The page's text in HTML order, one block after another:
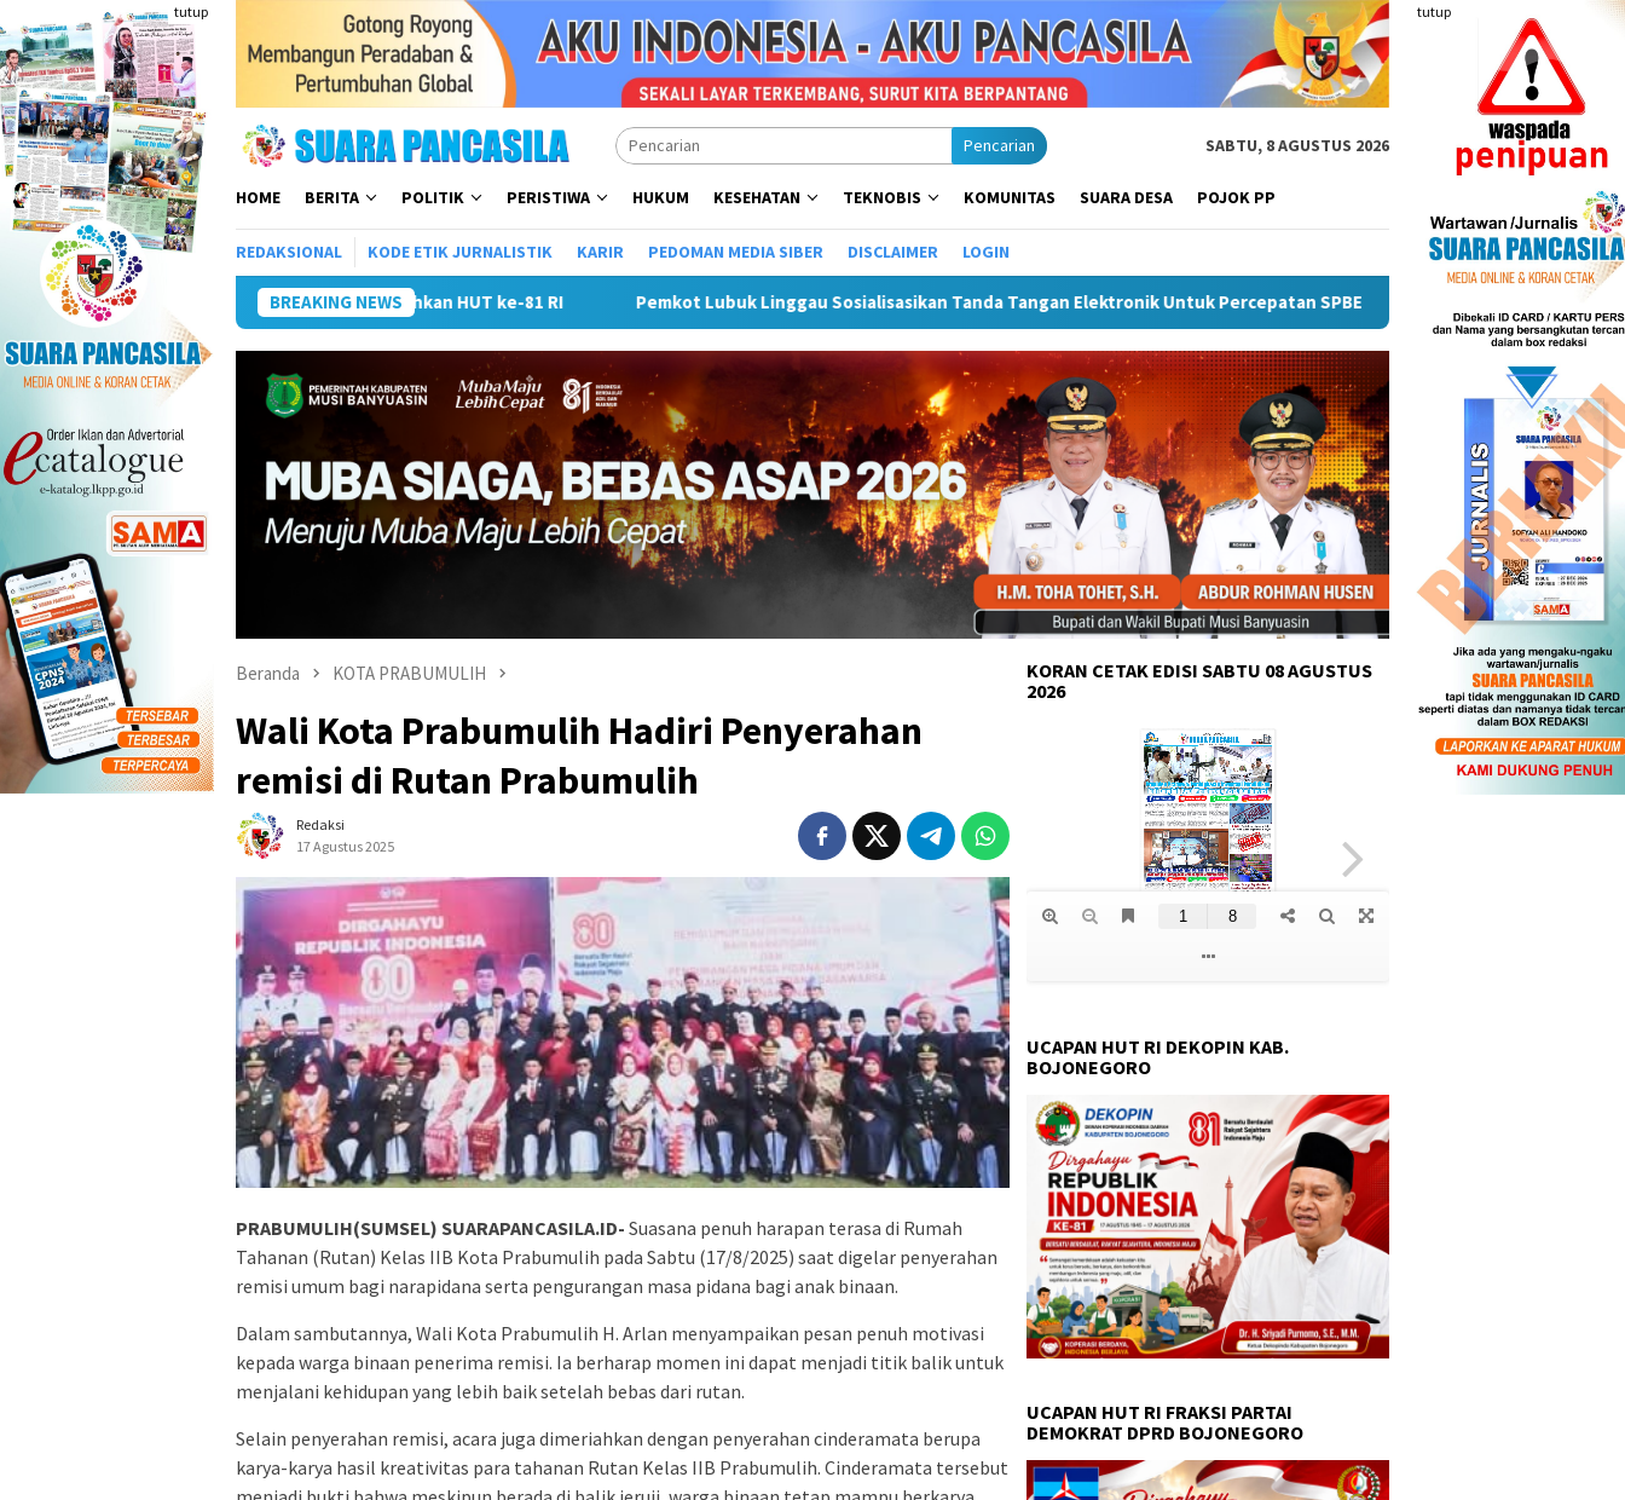
ke
konten
tutup tutup
Pencarian SABTU, 8 AGUSTUS 2026
HOME BERITA POLITIK PERISTIWA HUKUM KESEHATAN TEKNOBIS KOMUNITAS SUARA DESA POJOK PP
REDAKSIONAL KODE ETIK JURNALISTIK KARIR PEDOMAN MEDIA SIBER DISCLAIMER LOGIN
BREAKING NEWS
HUT ke-81 RI Pemkot Lubuk Linggau Sosialisasikan Tanda Tangan Elektronik Untuk Percepatan SPBE Dorong UMKM Naik Kelas, Ratu Dewa Tekankan Pentingnya AI Di Era
Beranda KOTA PRABUMULIH
Wali Kota Prabumulih Hadiri Penyerahan
remisi di Rutan Prabumulih
Redaksi
17 Agustus 2025
PRABUMULIH(SUMSEL) SUARAPANCASILA.ID- Suasana penuh harapan terasa di Rumah
Tahanan (Rutan) Kelas IIB Kota Prabumulih pada Sabtu (17/8/2025) saat digelar penyerahan
remisi umum bagi narapidana serta pengurangan masa pidana bagi anak binaan.
Dalam sambutannya, Wali Kota Prabumulih H. Arlan menyampaikan pesan penuh motivasi
kepada warga binaan penerima remisi. Ia berharap momen ini dapat menjadi titik balik untuk
menjalani kehidupan yang lebih baik setelah bebas dari rutan.
Selain penyerahan remisi, acara juga dimeriahkan dengan penyerahan cinderamata berupa
karya-karya hasil kreativitas para tahanan Rutan Kelas IIB Prabumulih. Cinderamata tersebut
KORAN CETAK EDISI SABTU 08 AGUSTUS
2026
UCAPAN HUT RI DEKOPIN KAB.
BOJONEGORO
UCAPAN HUT RI FRAKSI PARTAI
DEMOKRAT DPRD BOJONEGORO